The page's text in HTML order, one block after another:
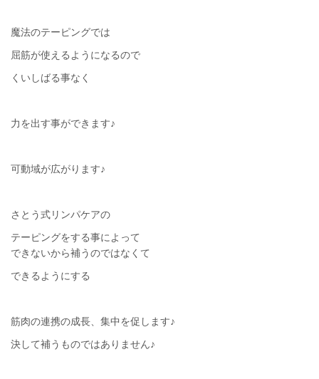
魔法のテーピングでは
屈筋が使えるようになるので
くいしばる事なく
力を出す事ができます♪
可動域が広がります♪
さとう式リンパケアの
テーピングをする事によって
できないから補うのではなくて
できるようにする
筋肉の連携の成長、集中を促します♪
決して補うものではありません♪